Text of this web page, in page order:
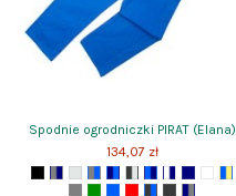
Spodnie ogrodniczki PIRAT (Elana)
134,07 zł